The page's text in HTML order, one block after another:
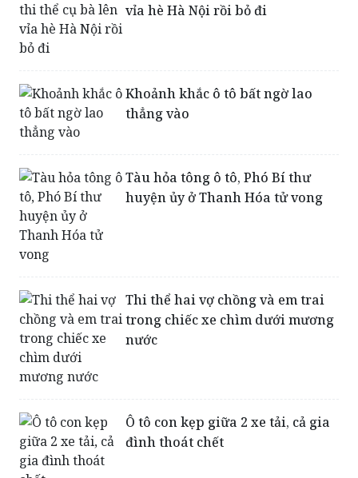
vỉa hè Hà Nội rồi bỏ đi
Khoảnh khắc ô tô bất ngờ lao
thẳng vào
Tàu hỏa tông ô tô, Phó Bí thư
huyện ủy ở Thanh Hóa tử vong
Thi thể hai vợ chồng và em trai
trong chiếc xe chìm dưới mương
nước
Ô tô con kẹp giữa 2 xe tải, cả gia
đình thoát chết